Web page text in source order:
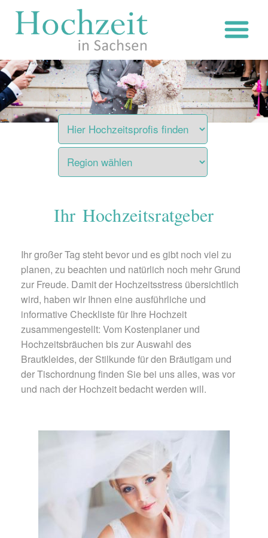
Inhalt
Ihr Hochzeitsratgeber
Ihr großer Tag steht bevor und es gibt noch viel zu
planen, zu beachten und natürlich noch mehr Grund
zur Freude. Damit der Hochzeitsstress übersichtlich
wird, haben wir Ihnen eine ausführliche und
informative Checkliste für Ihre Hochzeit
zusammengestellt: Vom Kostenplaner und
Hochzeitsbräuchen bis zur Auswahl des
Brautkleides, der Stilkunde für den Bräutigam und
der Tischordnung finden Sie bei uns alles, was vor
und nach der Hochzeit bedacht werden will.